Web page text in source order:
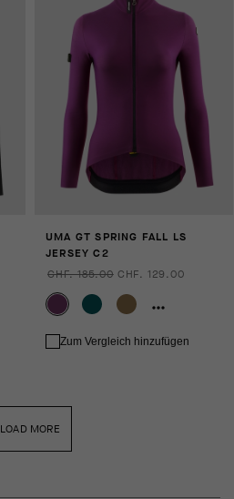
UMA GT SPRING FALL LS
JERSEY C2
CHF. 185.00 CHF. 129.00
Zum Vergleich hinzufügen
LOAD MORE